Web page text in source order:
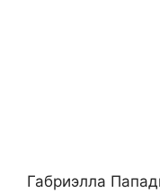
Габриэлла